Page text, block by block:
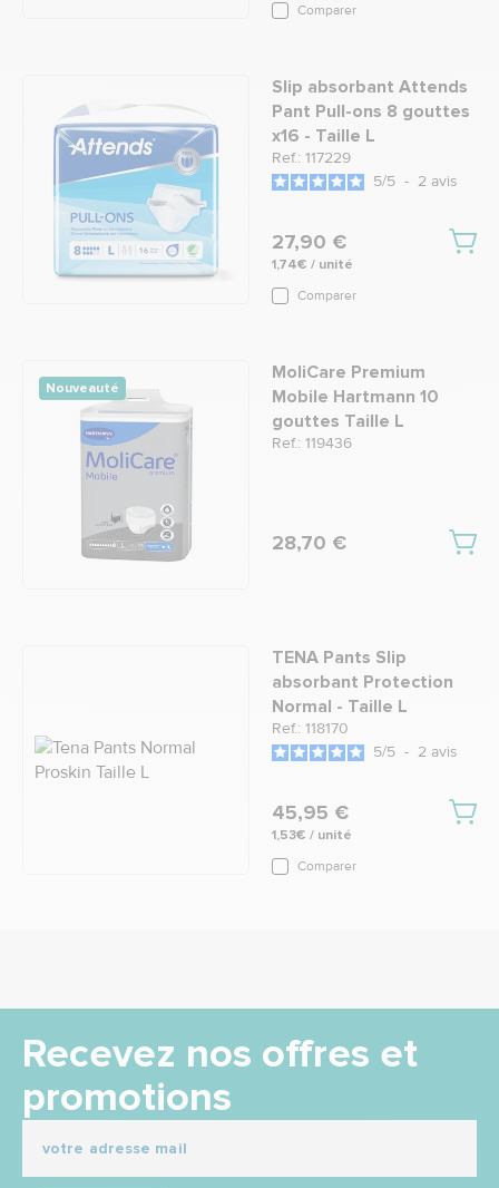
Comparer
Slip absorbant Attends
Pant Pull-ons 8 gouttes
x16 - Taille L
Ref.: 117229
5/5 - 2 avis
27,90 €
1,74€ / unité
Comparer
Nouveauté
MoliCare Premium
Mobile Hartmann 10
gouttes Taille L
Ref.: 119436
28,70 €
TENA Pants Slip
absorbant Protection
Normal - Taille L
Ref.: 118170
5/5 - 2 avis
45,95 €
1,53€ / unité
Comparer
Recevez nos offres et
promotions